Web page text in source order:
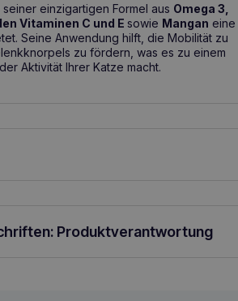
einzigartigen Formel aus Omega 3,
Vitaminen C und E sowie Mangan eine
Seine Anwendung hilft, die Mobilität zu
zu fördern, was es zu einem
Aktivität Ihrer Katze macht.
Produktverantwortung